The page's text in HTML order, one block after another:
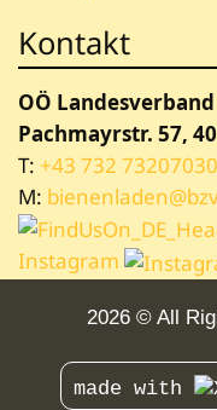
Kontakt
OÖ
Pachmayrstr. 57,
T: +43 732 73207030
M:
Instagram
2026 © All
made with